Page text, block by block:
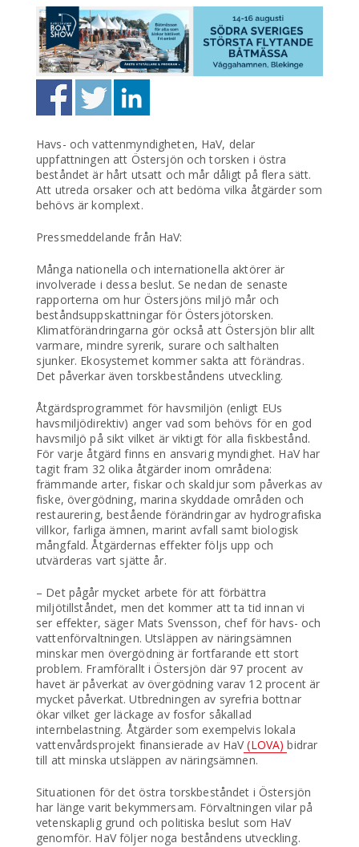
Havs- och vattenmyndigheten, HaV, delar
uppfattningen att Östersjön och torsken i östra
beståndet är hårt utsatt och mår dåligt på flera sätt.
Att utreda orsaker och att bedöma vilka åtgärder som
behövs är komplext.
Pressmeddelande från HaV:
Många nationella och internationella aktörer är
involverade i dessa beslut. Se nedan de senaste
rapporterna om hur Östersjöns miljö mår och
beståndsuppskattningar för Östersjötorsken.
Klimatförändringarna gör också att Östersjön blir allt
varmare, mindre syrerik, surare och salthalten
sjunker. Ekosystemet kommer sakta att förändras.
Det påverkar även torskbeståndens utveckling.
Åtgärdsprogrammet för havsmiljön (enligt EUs
havsmiljödirektiv) anger vad som behövs för en god
havsmiljö på sikt vilket är viktigt för alla fiskbestånd.
För varje åtgärd finns en ansvarig myndighet. HaV har
tagit fram 32 olika åtgärder inom områdena:
främmande arter, fiskar och skaldjur som påverkas av
fiske, övergödning, marina skyddade områden och
restaurering, bestående förändringar av hydrografiska
villkor, farliga ämnen, marint avfall samt biologisk
mångfald. Åtgärdernas effekter följs upp och
utvärderas vart sjätte år.
– Det pågår mycket arbete för att förbättra
miljötillståndet, men det kommer att ta tid innan vi
ser effekter, säger Mats Svensson, chef för havs- och
vattenförvaltningen. Utsläppen av näringsämnen
minskar men övergödning är fortfarande ett stort
problem. Framförallt i Östersjön där 97 procent av
havet är påverkat av övergödning varav 12 procent är
mycket påverkat. Utbredningen av syrefria bottnar
ökar vilket ger läckage av fosfor såkallad
internbelastning. Åtgärder som exempelvis lokala
vattenvårdsprojekt finansierade av HaV(LOVA)bidrar
till att minska utsläppen av näringsämnen.
Situationen för det östra torskbeståndet i Östersjön
har länge varit bekymmersam. Förvaltningen vilar på
vetenskaplig grund och politiska beslut som HaV
genomför. HaV följer noga beståndens utveckling.